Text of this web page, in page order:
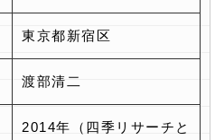
東京都新宿区
渡部清二
2014年（四季リサーチと